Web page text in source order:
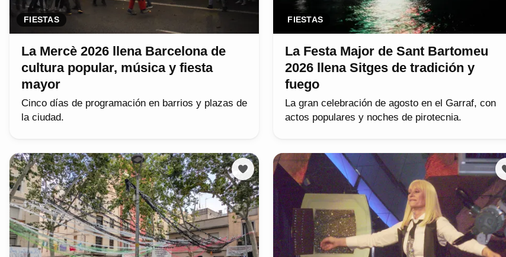
FIESTAS
La Mercè 2026 llena Barcelona de
cultura popular, música y fiesta
mayor
Cinco días de programación en barrios y plazas de
la ciudad.
FIESTAS
La Festa Major de Sant Bartomeu
2026 llena Sitges de tradición y
fuego
La gran celebración de agosto en el Garraf, con
actos populares y noches de pirotecnia.